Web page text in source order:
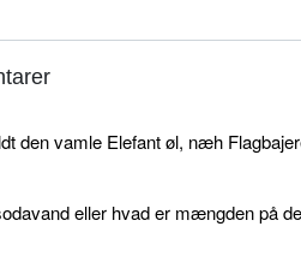
den vamle Elefant øl, næh
eller hvad er mængden på